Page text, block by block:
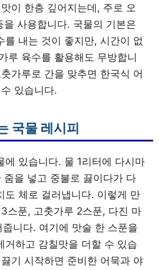
이 한층 깊어지는데, 주로 오
사용합니다. 국물의 기본은
를 내는 것이 좋지만, 시간이 없
루 육수를 활용해도 무방합니
가루로 간을 맞추면 한국식 어
있습니다.
국물 레시피
에 있습니다. 물 1리터에 다시마
줌을 넣고 중불로 끓이다가 다
도 체로 걸러냅니다. 이렇게 만
스푼, 고춧가루 2스푼, 다진 마
니다. 여기에 맛술 한 스푼을
거하고 감칠맛을 더할 수 있습
기 시작하면 준비한 어묵과 야